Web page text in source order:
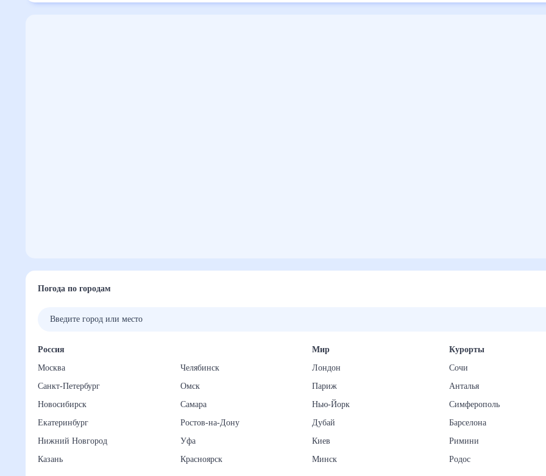
Погода по городам
Россия
Москва
Санкт-Петербург
Новосибирск
Екатеринбург
Нижний Новгород
Казань
Челябинск
Омск
Самара
Ростов-на-Дону
Уфа
Красноярск
Мир
Лондон
Париж
Нью-Йорк
Дубай
Киев
Минск
Курорты
Сочи
Анталья
Симферополь
Барселона
Римини
Родос